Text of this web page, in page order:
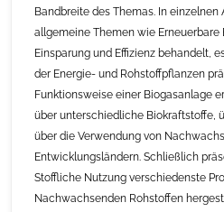
Bandbreite des Themas. In
allgemeine Themen wie Erneuerbare
Einsparung und Effizienz behandelt,
der Energie- und Rohstoffpflanzen
Funktionsweise einer Biogasanlage
über unterschiedliche Biokraftstoffe,
über die Verwendung von
Entwicklungsländern. Schließlich
Stoffliche Nutzung verschiedenste
Nachwachsenden Rohstoffen